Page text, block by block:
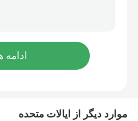
یاطاقان ساده متالورژی پودر
تقسیم بالش بلوک
موارد دیگر از ایالات متحده